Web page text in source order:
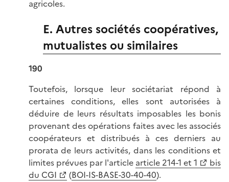
agricoles.
E. Autres sociétés coopératives,
mutualistes ou similaires
190
Toutefois, lorsque leur sociétariat répond à
certaines conditions, elles sont autorisées à
déduire de leurs résultats imposables les bonis
provenant des opérations faites avec les associés
coopérateurs et distribués à ces derniers au
prorata de leurs activités, dans les conditions et
limites prévues par l'article article 214-1 et 1
bis
du CGI
(BOI-IS-BASE-30-40-40).